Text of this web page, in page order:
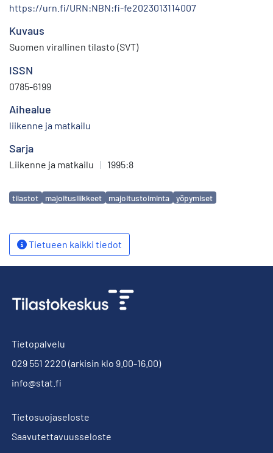
https://urn.fi/URN:NBN:fi-fe2023013114007
Kuvaus
Suomen virallinen tilasto (SVT)
ISSN
0785-6199
Aihealue
liikenne ja matkailu
Sarja
Liikenne ja matkailu | 1995:8
Avainsanat
tilastot majoitusliikkeet majoitustoiminta yöpymiset
Tietueen kaikki tiedot
Tietopalvelu
029 551 2220 (arkisin klo 9.00-16.00)
info@stat.fi
Tietosuojaseloste
Saavutettavuusseloste